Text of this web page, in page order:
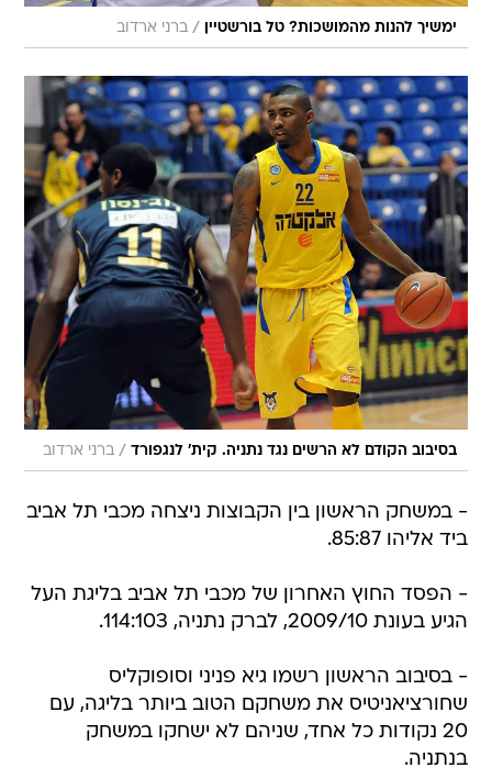
ימשיך להנות מהמושכות? טל בורשטיין / ברני ארדוב
בסיבוב הקודם לא הרשים נגד נתניה. קית' לנגפורד / ברני ארדוב
- במשחק הראשון בין הקבוצות ניצחה מכבי תל אביב
ביד אליהו 85:87.
- הפסד החוץ האחרון של מכבי תל אביב בליגת העל
הגיע בעונת 2009/10, לברק נתניה, 114:103.
- בסיבוב הראשון רשמו גיא פניני וסופוקליס
שחורציאניטיס את משחקם הטוב ביותר בליגה, עם
20 נקודות כל אחד, שניהם לא ישחקו במשחק
בנתניה.